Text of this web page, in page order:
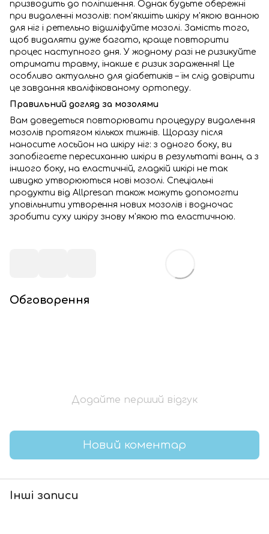
призводить до поліпшення. Однак будьте обережні
при видаленні мозолів: пом'якшіть шкіру м'якою ванною
для ніг і ретельно відшліфуйте мозолі. Замість того,
щоб видаляти дуже багато, краще повторити
процес наступного дня. У жодному разі не ризикуйте
отримати травму, інакше є ризик зараження! Це
особливо актуально для діабетиків – їм слід довірити
це завдання кваліфікованому ортопеду.
Правильний догляд за мозолями
Вам доведеться повторювати процедуру видалення
мозолів протягом кількох тижнів. Щоразу після
наносите лосьйон на шкіру ніг: з одного боку, ви
запобігаєте пересиханню шкіри в результаті ванн, а з
іншого боку, на еластичній, гладкій шкірі не так
швидко утворюються нові мозолі. Спеціальні
продукти від Allpresan також можуть допомогти
уповільнити утворення нових мозолів і водночас
зробити суху шкіру знову м'якою та еластичною.
Обговорення
Додайте перший відгук
Новий коментар
Інші записи